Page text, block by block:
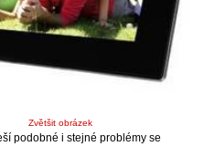
Zvětšit obrázek
podobné i stejné problémy se